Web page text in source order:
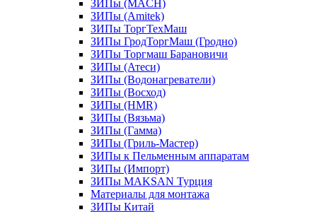
ЗИПы (MACH)
ЗИПы (Amitek)
ЗИПы ТоргТехМаш
ЗИПы ГродТоргМаш (Гродно)
ЗИПы Торгмаш Барановичи
ЗИПы (Атеси)
ЗИПы (Водонагреватели)
ЗИПы (Восход)
ЗИПы (HMR)
ЗИПы (Вязьма)
ЗИПы (Гамма)
ЗИПы (Гриль-Мастер)
ЗИПы к Пельменным аппаратам
ЗИПы (Импорт)
ЗИПы MAKSAN Турция
Материалы для монтажа
ЗИПы Китай